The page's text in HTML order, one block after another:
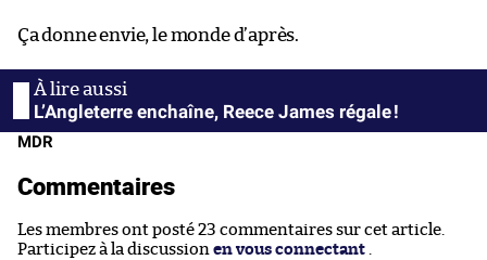
Ça donne envie, le monde d’après.
L’Angleterre enchaîne, Reece James régale !
MDR
Commentaires
Les membres ont posté 23 commentaires sur cet article.
Participez à la discussion en vous connectant .